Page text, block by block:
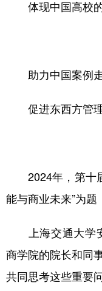
体现中国高校的
助力中国案例走
促进东西方管理
2024年，第十届
能与商业未来”为题
上海交通大学安
商学院的院长和同
共同思考这些重要